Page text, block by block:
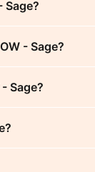
Sage?
- Sage?
Sage?